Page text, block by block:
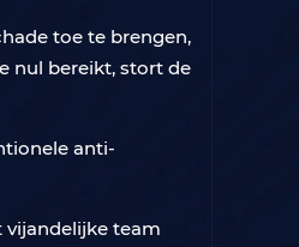
toe te brengen,
nul bereikt, stort de
anti-
vijandelijke team